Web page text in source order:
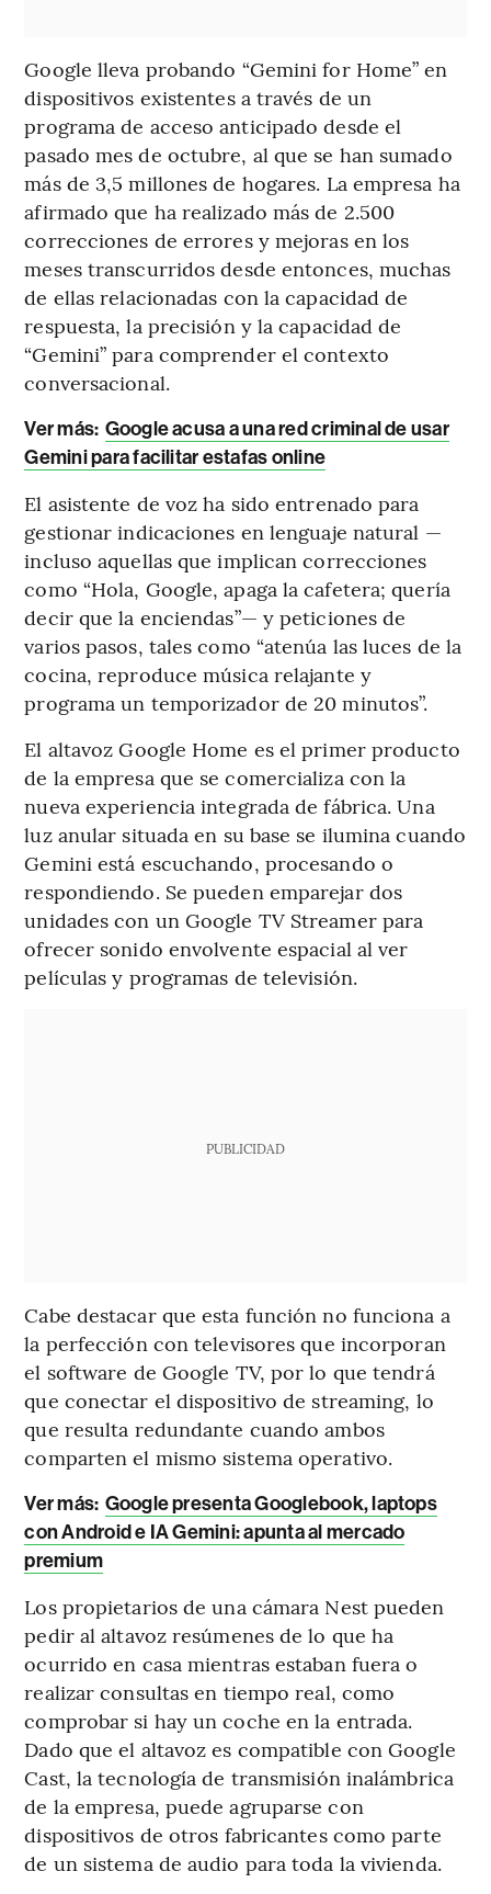
Google lleva probando “Gemini for Home” en
dispositivos existentes a través de un
programa de acceso anticipado desde el
pasado mes de octubre, al que se han sumado
más de 3,5 millones de hogares. La empresa ha
afirmado que ha realizado más de 2.500
correcciones de errores y mejoras en los
meses transcurridos desde entonces, muchas
de ellas relacionadas con la capacidad de
respuesta, la precisión y la capacidad de
“Gemini” para comprender el contexto
conversacional.
Ver más: Google acusa a una red criminal de usar
Gemini para facilitar estafas online
El asistente de voz ha sido entrenado para
gestionar indicaciones en lenguaje natural —
incluso aquellas que implican correcciones
como “Hola, Google, apaga la cafetera; quería
decir que la enciendas”— y peticiones de
varios pasos, tales como “atenúa las luces de la
cocina, reproduce música relajante y
programa un temporizador de 20 minutos”.
El altavoz Google Home es el primer producto
de la empresa que se comercializa con la
nueva experiencia integrada de fábrica. Una
luz anular situada en su base se ilumina cuando
Gemini está escuchando, procesando o
respondiendo. Se pueden emparejar dos
unidades con un Google TV Streamer para
ofrecer sonido envolvente espacial al ver
películas y programas de televisión.
PUBLICIDAD
Cabe destacar que esta función no funciona a
la perfección con televisores que incorporan
el software de Google TV, por lo que tendrá
que conectar el dispositivo de streaming, lo
que resulta redundante cuando ambos
comparten el mismo sistema operativo.
Ver más: Google presenta Googlebook, laptops
con Android e IA Gemini: apunta al mercado
premium
Los propietarios de una cámara Nest pueden
pedir al altavoz resúmenes de lo que ha
ocurrido en casa mientras estaban fuera o
realizar consultas en tiempo real, como
comprobar si hay un coche en la entrada.
Dado que el altavoz es compatible con Google
Cast, la tecnología de transmisión inalámbrica
de la empresa, puede agruparse con
dispositivos de otros fabricantes como parte
de un sistema de audio para toda la vivienda.